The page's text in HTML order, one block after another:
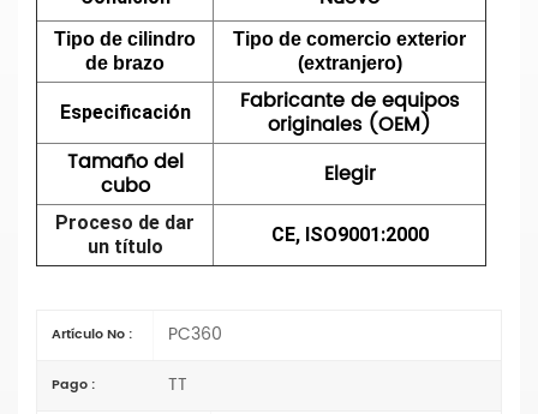
Tipo de cilindro
de brazo
Tipo de comercio exterior
(extranjero)
Especificación Fabricante de equipos
originales (OEM)
Tamaño del
cubo Elegir
Proceso de dar
un título
CE, ISO9001:2000
Artículo No : PC360
Pago : TT